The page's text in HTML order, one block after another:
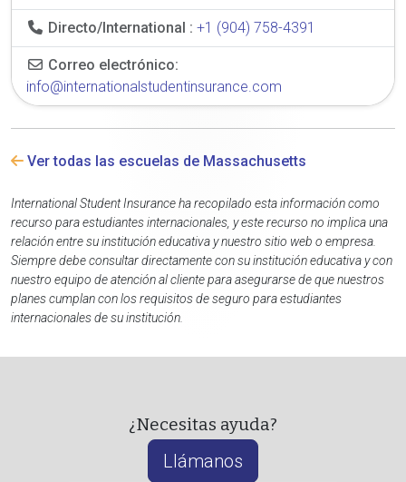
Directo/International : +1 (904) 758-4391
Correo electrónico:
info@internationalstudentinsurance.com
Ver todas las escuelas de Massachusetts
International Student Insurance ha recopilado esta información como
recurso para estudiantes internacionales, y este recurso no implica una
relación entre su institución educativa y nuestro sitio web o empresa.
Siempre debe consultar directamente con su institución educativa y con
nuestro equipo de atención al cliente para asegurarse de que nuestros
planes cumplan con los requisitos de seguro para estudiantes
internacionales de su institución.
¿Necesitas ayuda?
Llámanos